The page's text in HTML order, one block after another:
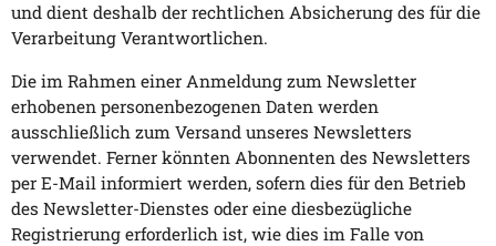
und dient deshalb der rechtlichen Absicherung des für die
Verarbeitung Verantwortlichen.
Die im Rahmen einer Anmeldung zum Newsletter
erhobenen personenbezogenen Daten werden
ausschließlich zum Versand unseres Newsletters
verwendet. Ferner könnten Abonnenten des Newsletters
per E-Mail informiert werden, sofern dies für den Betrieb
des Newsletter-Dienstes oder eine diesbezügliche
Registrierung erforderlich ist, wie dies im Falle von